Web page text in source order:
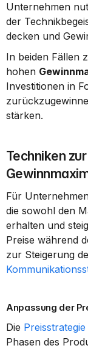
Unternehmen
der
decken und
In beiden Fällen
hohen
Investitionen in
stärken.
Techniken
Für
die sowohl den
erhalten und
Preise während
Anpassung der
Die Preisstrategie
Phasen des